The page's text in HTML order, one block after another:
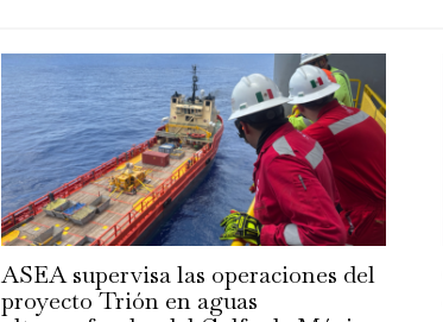
ASEA supervisa las operaciones del
proyecto Trión en aguas